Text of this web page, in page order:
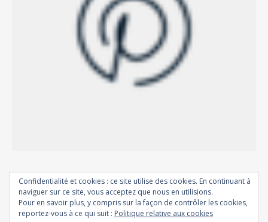
Confidentialité et cookies : ce site utilise des cookies. En continuant à
naviguer sur ce site, vous acceptez que nous en utilisions.
Pour en savoir plus, y compris sur la façon de contrôler les cookies,
reportez-vous à ce qui suit : Politique relative aux cookies